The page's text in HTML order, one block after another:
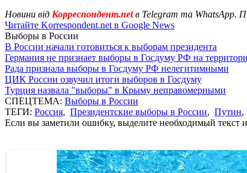
Новини від Корреспондент.netв Telegram та WhatsApp.
Читайте Korrespondent.net в Google News
Выборы в России
В России начали готовиться к выборам президента
Германия не признает выборы в Госдуму РФ на
Рада признала выборы в Госдуму РФ нелегитимными
ЦИК России озвучил итоги выборов в Госдуму
Турция назвала "выборы" в Крыму неправомерными
СПЕЦТЕМА: Выборы в России
ТЕГИ: Россия, Президентские выборы в России, Путин,
Если вы заметили ошибку, выделите необходимый